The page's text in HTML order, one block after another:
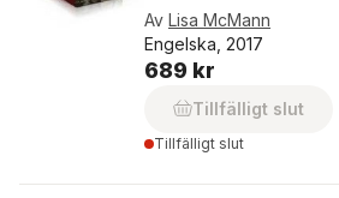
Av Lisa McMann
Engelska, 2017
689 kr
Tillfälligt slut
Tillfälligt slut